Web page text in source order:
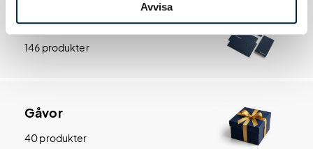
Avvisa
Trycksaker
146 produkter
Gåvor
40 produkter